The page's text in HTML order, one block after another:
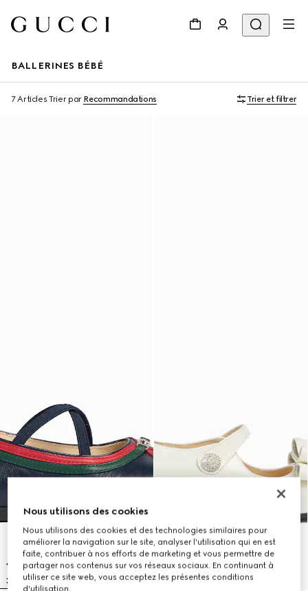
BALLERINES BÉBÉ
7 Articles Trier par Recommandations Trier et filtrer
Nous utilisons des cookies
Nous utilisons des cookies et des technologies similaires pour
améliorer la navigation sur le site, analyser l'utilisation qui en est
faite, contribuer à nos efforts de marketing et vous permettre de
partager nos contenus sur vos réseaux sociaux. En continuant à
utiliser ce site web, vous acceptez les présentes conditions
d'utilisation.